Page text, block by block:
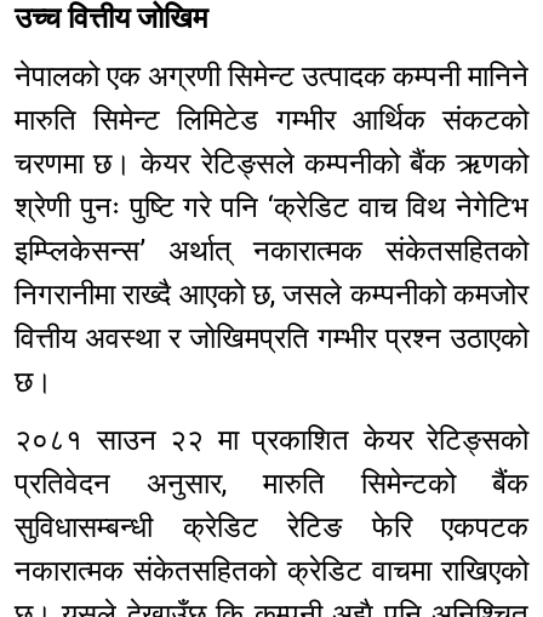
उच्च वित्तीय जोखिम
नेपालको एक अग्रणी सिमेन्ट उत्पादक कम्पनी मानिने
मारुति सिमेन्ट लिमिटेड गम्भीर आर्थिक संकटको
चरणमा छ। केयर रेटिङ्सले कम्पनीको बैंक ऋणको
श्रेणी पुनः पुष्टि गरे पनि ‘क्रेडिट वाच विथ नेगेटिभ
इम्प्लिकेसन्स’ अर्थात् नकारात्मक संकेतसहितको
निगरानीमा राख्दै आएको छ, जसले कम्पनीको कमजोर
वित्तीय अवस्था र जोखिमप्रति गम्भीर प्रश्न उठाएको
छ।
२०८१ साउन २२ मा प्रकाशित केयर रेटिङ्सको
प्रतिवेदन अनुसार, मारुति सिमेन्टको बैंक
सुविधासम्बन्धी क्रेडिट रेटिङ फेरि एकपटक
नकारात्मक संकेतसहितको क्रेडिट वाचमा राखिएको